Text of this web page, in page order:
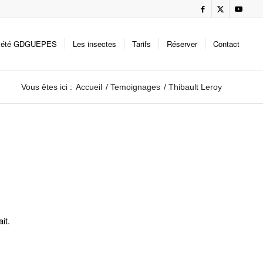
GDGUEPES Les insectes Tarifs Réserver Contact
Vous êtes ici : Accueil / Temoignages / Thibault Leroy